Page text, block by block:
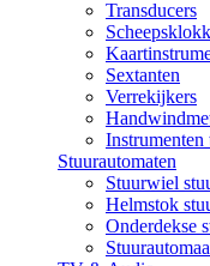
Transducers
Sextanten
Verrekijkers
Instrumenten
Stuurautomaten
Stuurwiel
Helmstok
Onderdekse